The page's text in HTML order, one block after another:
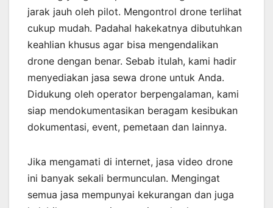
jarak jauh oleh pilot. Mengontrol drone terlihat
cukup mudah. Padahal hakekatnya dibutuhkan
keahlian khusus agar bisa mengendalikan
drone dengan benar. Sebab itulah, kami hadir
menyediakan jasa sewa drone untuk Anda.
Didukung oleh operator berpengalaman, kami
siap mendokumentasikan beragam kesibukan
dokumentasi, event, pemetaan dan lainnya.
Jika mengamati di internet, jasa video drone
ini banyak sekali bermunculan. Mengingat
semua jasa mempunyai kekurangan dan juga